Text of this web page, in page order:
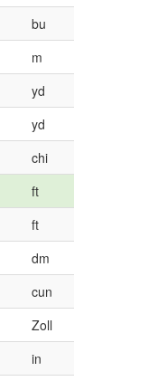
bu
m
yd
yd
chi
ft
ft
dm
cun
Zoll
in